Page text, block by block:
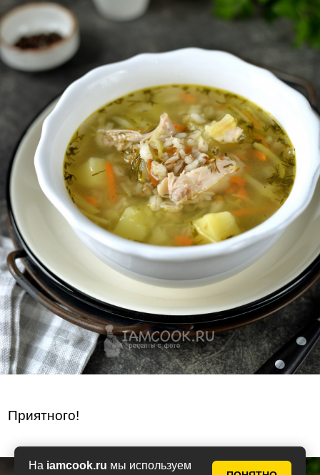
На iamcook.ru мы используем
Приятного!